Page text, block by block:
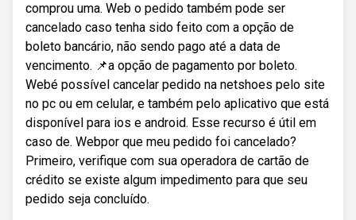
comprou uma. Web️ o pedido também pode ser
cancelado caso tenha sido feito com a opção de
boleto bancário, não sendo pago até a data de
vencimento. 📌a opção de pagamento por boleto.
Webé possível cancelar pedido na netshoes pelo site
no pc ou em celular, e também pelo aplicativo que está
disponível para ios e android. Esse recurso é útil em
caso de. Webpor que meu pedido foi cancelado?
Primeiro, verifique com sua operadora de cartão de
crédito se existe algum impedimento para que seu
pedido seja concluído.